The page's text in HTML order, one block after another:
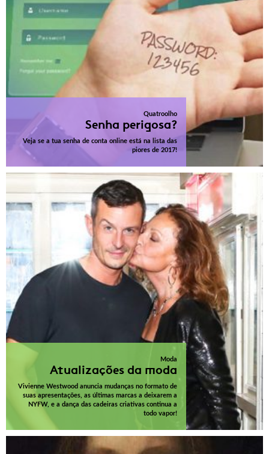
Quatroolho
Senha perigosa?
Veja se a tua senha de conta online está na lista das
piores de 2017!
Moda
Atualizações da moda
Vivienne Westwood anuncia mudanças no formato de
suas apresentações, as últimas marcas a deixarem a
NYFW, e a dança das cadeiras criativas continua a
todo vapor!